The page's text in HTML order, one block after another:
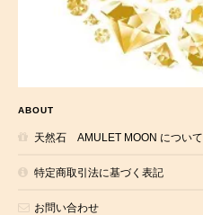
ABOUT
天然石 AMULET MOON について
特定商取引法に基づく表記
お問い合わせ